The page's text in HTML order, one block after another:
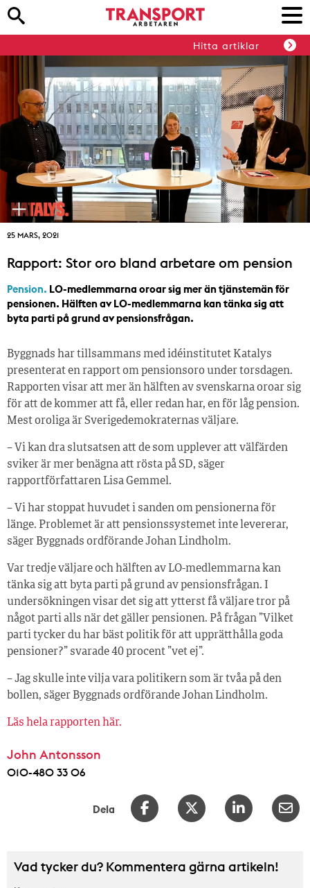
Hitta artiklar
25 MARS, 2021
Rapport: Stor oro bland arbetare om pension
Pension. LO-medlemmarna oroar sig mer än tjänstemän för
pensionen. Hälften av LO-medlemmarna kan tänka sig att
byta parti på grund av pensionsfrågan.
Byggnads har tillsammans med idéinstitutet Katalys
presenterat en rapport om pensionsoro under torsdagen.
Rapporten visar att mer än hälften av svenskarna oroar sig
för att de kommer att få, eller redan har, en för låg pension.
Mest oroliga är Sverigedemokraternas väljare.
– Vi kan dra slutsatsen att de som upplever att välfärden
sviker är mer benägna att rösta på SD, säger
rapportförfattaren Lisa Gemmel.
– Vi har stoppat huvudet i sanden om pensionerna för
länge. Problemet är att pensionssystemet inte levererar,
säger Byggnads ordförande Johan Lindholm.
Var tredje väljare och hälften av LO-medlemmarna kan
tänka sig att byta parti på grund av pensionsfrågan. I
undersökningen visar det sig att ytterst få väljare tror på
något parti alls när det gäller pensionen. På frågan ”Vilket
parti tycker du har bäst politik för att upprätthålla goda
pensioner?” svarade 40 procent ”vet ej”.
– Jag skulle inte vilja vara politikern som är tvåa på den
bollen, säger Byggnads ordförande Johan Lindholm.
Läs hela rapporten här.
John Antonsson
010-480 33 06
Dela
Vad tycker du? Kommentera gärna artikeln!